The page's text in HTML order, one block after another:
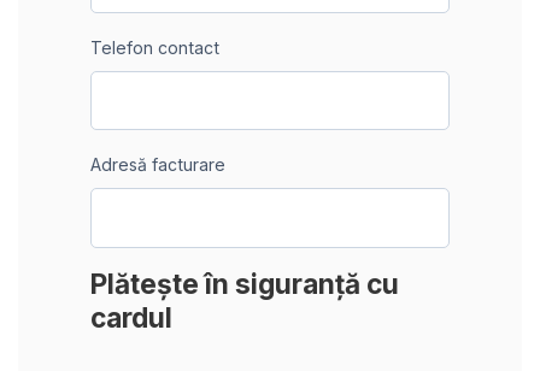
Telefon contact
Adresă facturare
Plătește în siguranță cu
cardul